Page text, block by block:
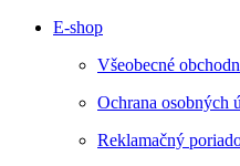
E-shop
Všeobecné
Ochrana osobných
Reklamačný